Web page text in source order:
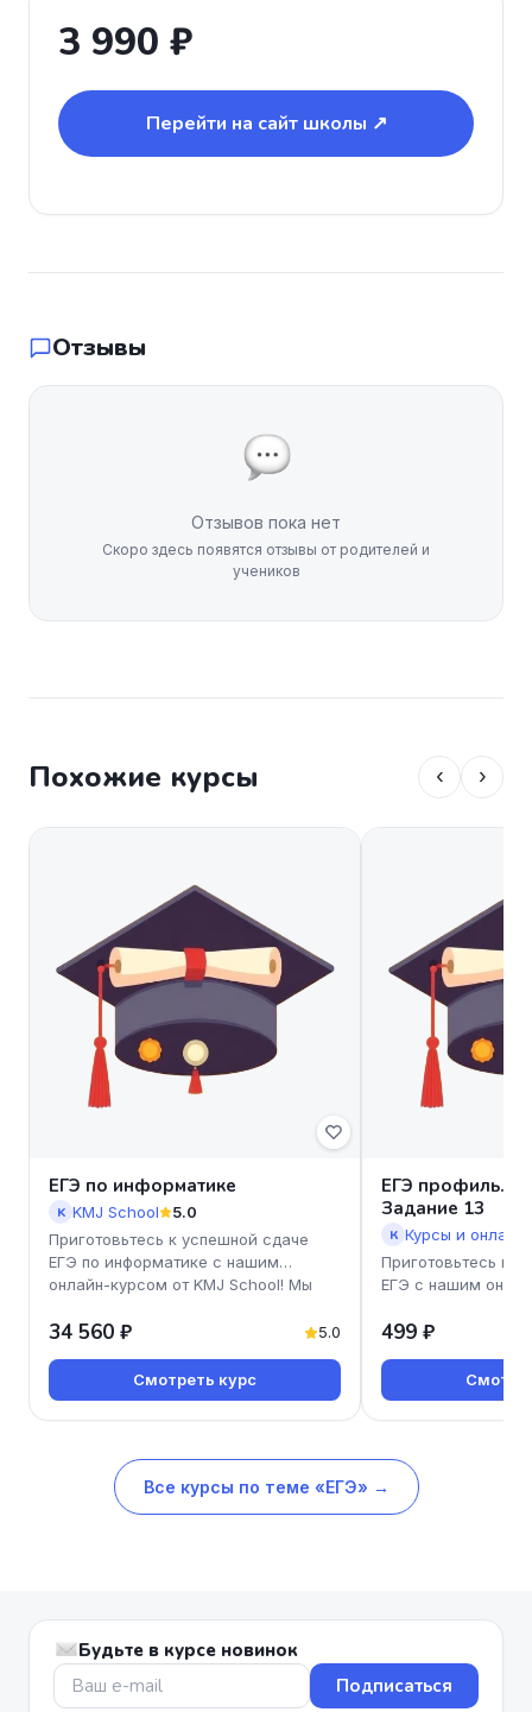
3 990 ₽
Перейти на сайт школы ↗
Отзывы
Отзывов пока нет
Скоро здесь появятся отзывы от родителей и
учеников
Похожие курсы ‹ ›
ЕГЭ по информатике
K KMJ School
5.0
Приготовьтесь к успешной сдаче
ЕГЭ по информатике с нашим
онлайн-курсом от KMJ School! Мы
34 560 ₽ 5.0
Смотреть курс
ЕГЭ профиль.
Задание 13
К
Приготовьтесь к
ЕГЭ с нашим
Екатерины
499 ₽
Все курсы по теме «ЕГЭ» →
Будьте в курсе новинок
Подписаться